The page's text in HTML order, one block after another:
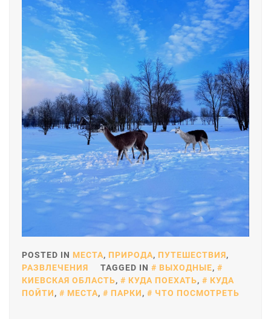
POSTED IN МЕСТА, ПРИРОДА, ПУТЕШЕСТВИЯ,
РАЗВЛЕЧЕНИЯ
TAGGED IN ВЫХОДНЫЕ,
КИЕВСКАЯ ОБЛАСТЬ, КУДА ПОЕХАТЬ,
КУДА
ПОЙТИ, МЕСТА, ПАРКИ, ЧТО ПОСМОТРЕТЬ